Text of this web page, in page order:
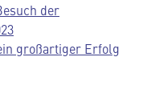
der
großartiger Erfolg